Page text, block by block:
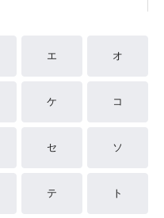
エ オ
ケ コ
セ ソ
テ ト